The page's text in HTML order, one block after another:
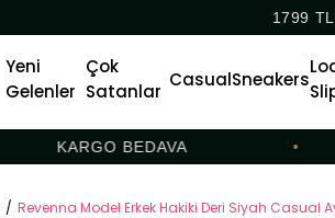
1799
Yeni
Gelenler
Çok
Satanlar
CasualSneakers
KARGO BEDAVA
Revenna Model Erkek Hakiki Deri Siyah Casual